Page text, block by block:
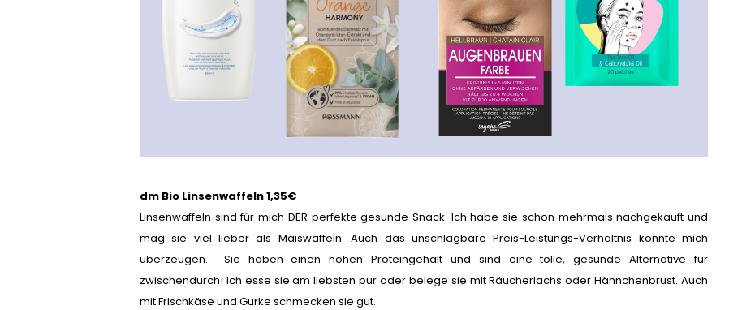
dm Bio Linsenwaffeln 1,35€
Linsenwaffeln sind für mich DER perfekte gesunde Snack. Ich habe sie schon mehrmals nachgekauft und
mag sie viel lieber als Maiswaffeln. Auch das unschlagbare Preis-Leistungs-Verhältnis konnte mich
überzeugen. Sie haben einen hohen Proteingehalt und sind eine tolle, gesunde Alternative für
zwischendurch! Ich esse sie am liebsten pur oder belege sie mit Räucherlachs oder Hähnchenbrust. Auch
mit Frischkäse und Gurke schmecken sie gut.